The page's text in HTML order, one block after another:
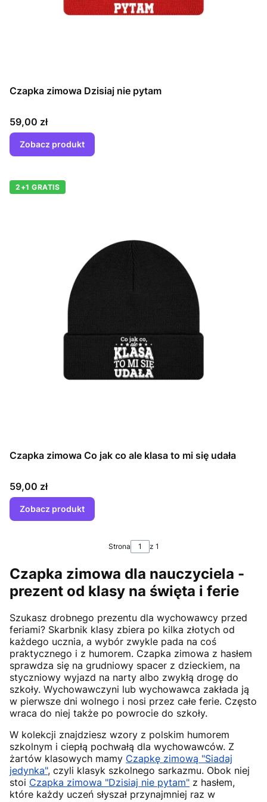
Czapka zimowa Dzisiaj nie pytam
Cena
59,00 zł
Zobacz produkt
2+1 GRATIS
Czapka zimowa Co jak co ale klasa to mi się udała
Cena
59,00 zł
Zobacz produkt
Strona z 1
Czapka zimowa dla nauczyciela -
prezent od klasy na święta i ferie
Szukasz drobnego prezentu dla wychowawcy przed
feriami? Skarbnik klasy zbiera po kilka złotych od
każdego ucznia, a wybór zwykle pada na coś
praktycznego i z humorem. Czapka zimowa z hasłem
sprawdza się na grudniowy spacer z dzieckiem, na
styczniowy wyjazd na narty albo zwykłą drogę do
szkoły. Wychowawczyni lub wychowawca zakłada ją
w pierwsze dni wolnego i nosi przez całe ferie. Często
wraca do niej także po powrocie do szkoły.
W kolekcji znajdziesz wzory z polskim humorem
szkolnym i ciepłą pochwałą dla wychowawców. Z
żartów klasowych mamy Czapkę zimową "Siadaj
jedynka", czyli klasyk szkolnego sarkazmu. Obok niej
stoi Czapka zimowa "Dzisiaj nie pytam" z hasłem,
które każdy uczeń słyszał przynajmniej raz w